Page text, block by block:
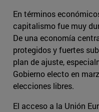
En términos
capitalismo fue muy
De una economía
protegidos y fuertes
plan de ajuste,
Gobierno electo en
elecciones libres.
El acceso a la Unión